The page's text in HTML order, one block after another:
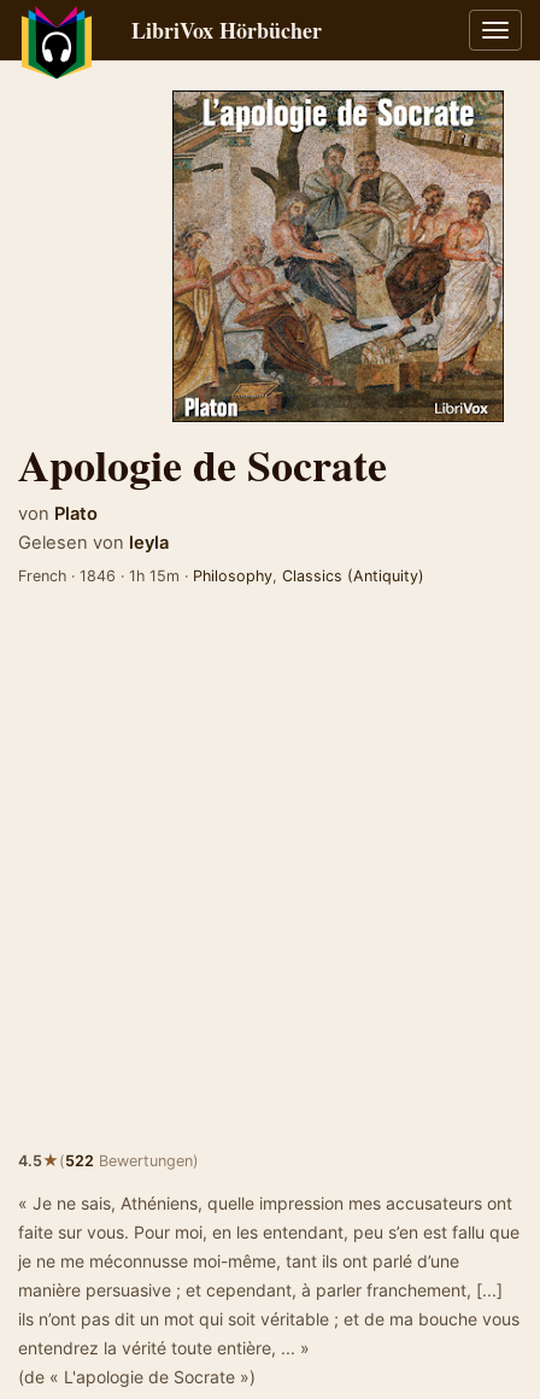
LibriVox Hörbücher
Apologie de Socrate
von Plato
Gelesen von leyla
French · 1846 · 1h 15m · Philosophy, Classics (Antiquity)
4.5★(522 Bewertungen)
« Je ne sais, Athéniens, quelle impression mes accusateurs ont
faite sur vous. Pour moi, en les entendant, peu s’en est fallu que
je ne me méconnusse moi-même, tant ils ont parlé d’une
manière persuasive ; et cependant, à parler franchement, [...]
ils n’ont pas dit un mot qui soit véritable ; et de ma bouche vous
entendrez la vérité toute entière, ... »
(de « L'apologie de Socrate »)